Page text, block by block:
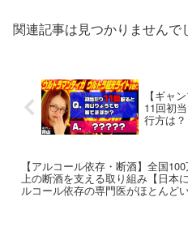
関連記事は見つかりませんで
【ギャ
11回初
行方は
【アルコール依存・断酒】全国
上の断酒を支える取り組み【日本
ルコール依存の専門医がほとんど